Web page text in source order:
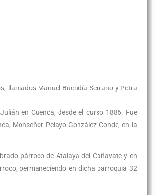
llamados Manuel Buendía Serrano y Petra
en Cuenca, desde el curso 1886. Fue
Monseñor Pelayo González Conde, en la
párroco de Atalaya del Cañavate y en
permaneciendo en dicha parroquia 32